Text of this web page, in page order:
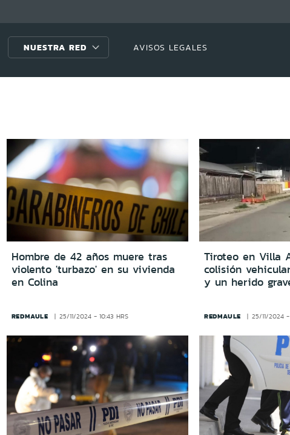
NUESTRA RED AVISOS LEGALES
Hombre de 42 años muere tras
violento 'turbazo' en su vivienda
en Colina
REDMAULE 25/11/2024 - 10:43 HRS
Tiroteo en Villa
colisión
y un herido
REDMAULE 25/11/2024